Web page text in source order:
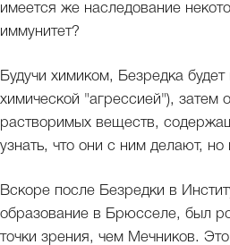
имеется же наследование
иммунитет?
Будучи химиком, Безредка
химической "агрессией"),
растворимых веществ,
узнать, что они с ним делают,
Вскоре после Безредки в
образование в Брюсселе, был
точки зрения, чем Мечников.